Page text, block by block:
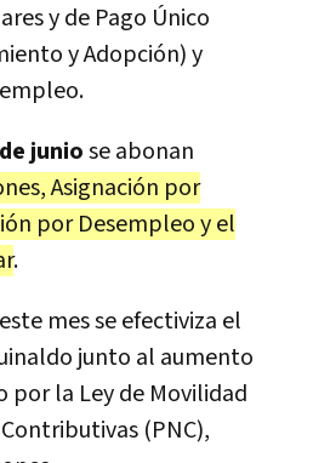
y de Pago Único
y Adopción) y
juniose abonan
Asignación por
por Desempleo y el
.
mes se efectiviza el
junto al aumento
por la Ley de Movilidad
(PNC),